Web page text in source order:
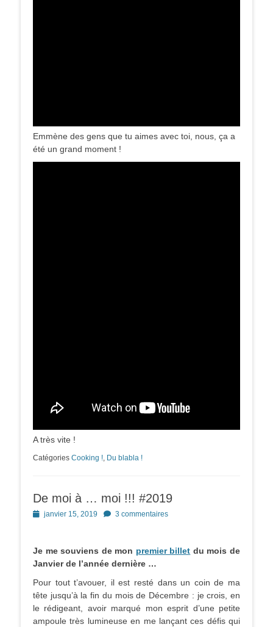
Emmène des gens que tu aimes avec toi, nous, ça a
été un grand moment !
A très vite !
Catégories Cooking !, Du blabla !
De moi à … moi !!! #2019
Postedjanvier 15, 2019 3 commentaires
Je me souviens de mon premier billet du mois de
Janvier de l’année dernière …
Pour tout t’avouer, il est resté dans un coin de ma
tête jusqu’à la fin du mois de Décembre : je crois, en
le rédigeant, avoir marqué mon esprit d’une petite
ampoule très lumineuse en me lançant ces défis qui